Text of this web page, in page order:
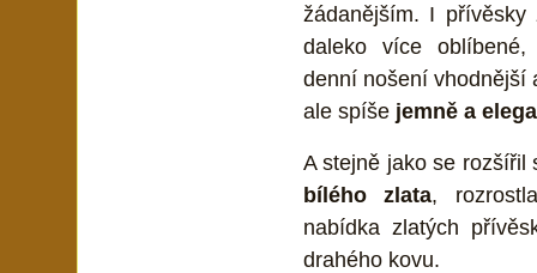
žádanějším. I
daleko více
denní nošení vhodnější
ale spíše jemně a
A stejně jako se rozšířil
bílého zlata,
nabídka zlatých
drahého kovu.